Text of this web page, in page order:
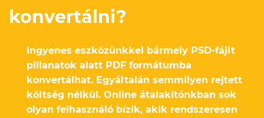
konvertálni?
Ingyenes eszközünkkel bármely PSD-fájlt
pillanatok alatt PDF formátumba
konvertálhat. Egyáltalán semmilyen rejtett
költség nélkül. Online átalakítónkban sok
olyan felhasználó bízik, akik rendszeresen